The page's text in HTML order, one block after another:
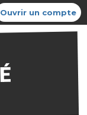
Ouvrir un compte